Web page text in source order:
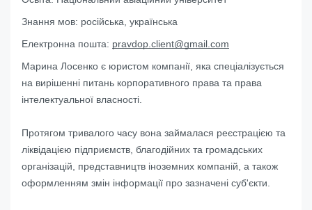
Знання мов: російська, українська
Електронна пошта: pravdop.client@gmail.com
Марина Лосенко є юристом компанії, яка спеціалізується
на вирішенні питань корпоративного права та права
інтелектуальної власності.
Протягом тривалого часу вона займалася реєстрацією та
ліквідацією підприємств, благодійних та громадських
організацій, представництв іноземних компаній, а також
оформленням змін інформації про зазначені суб'єкти.